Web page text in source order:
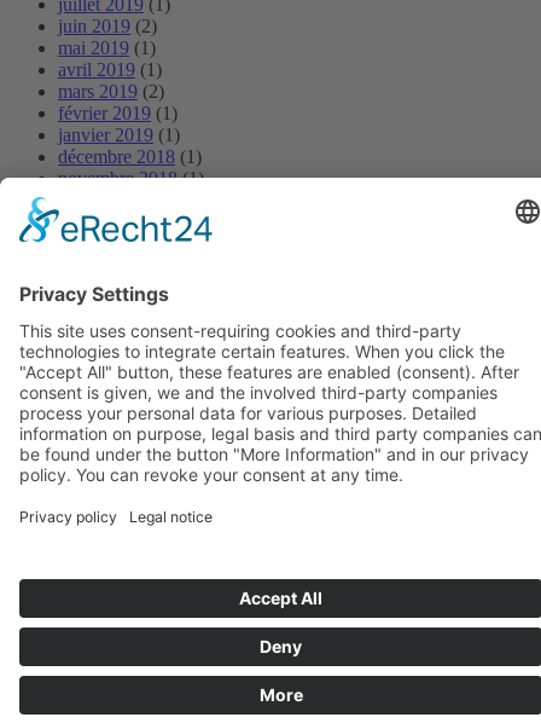
juillet 2019 (1)
juin 2019 (2)
mai 2019 (1)
avril 2019 (1)
mars 2019 (2)
février 2019 (1)
janvier 2019 (1)
décembre 2018 (1)
novembre 2018(1)
septembre 2018(1)
août 2018(1)
juin 2018(1)
mai 2018
(1)
avril 2018(1)
mars 2018(1)
février 2018(1)
janvier 2018 (1)
Systèmes d’assise de BIOSWING
Systèmes thérapeutiques de BIOSWING
Systèmes d’entraînement de BIOSWING
Mentions légales